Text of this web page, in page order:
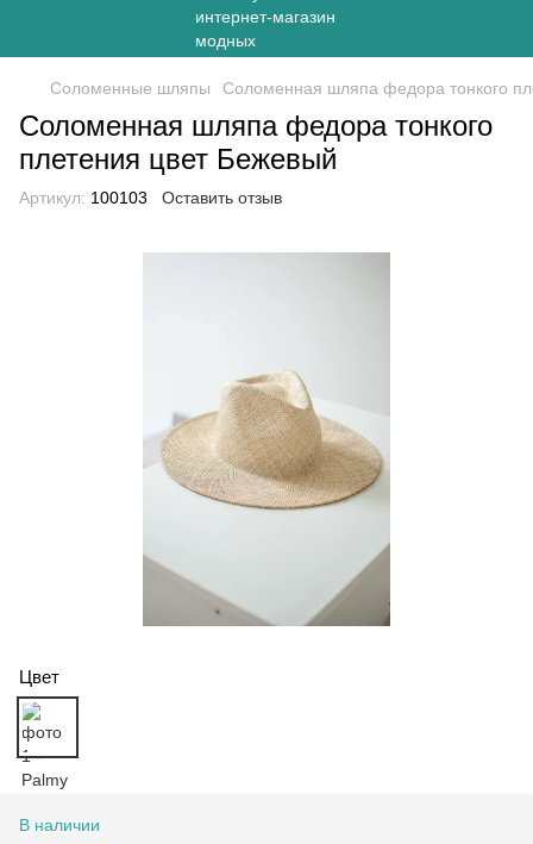
Соломенные шляпы Соломенная шляпа федора тонкого
Соломенная шляпа федора тонкого
плетения цвет Бежевый
Артикул: 100103 Оставить отзыв
Цвет
В наличии